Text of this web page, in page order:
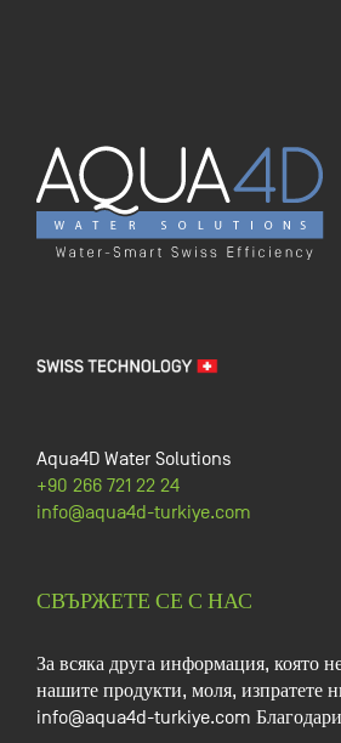
Aqua4D Water Solutions
+90 266 721 22 24
info@aqua4d-turkiye.com
СВЪРЖЕТЕ СЕ С НАС
За всяка друга информация, която
нашите продукти, моля, изпратете
info@aqua4d-turkiye.com